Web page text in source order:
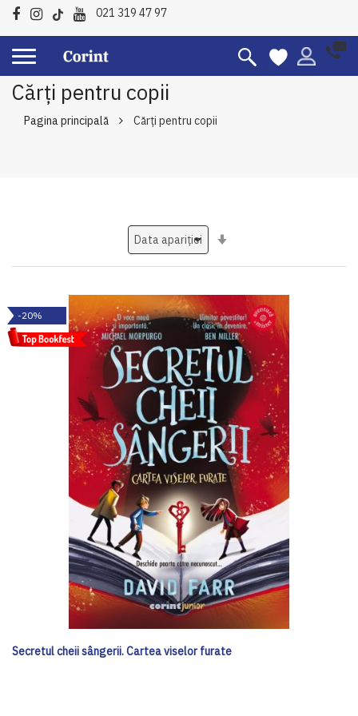
021 319 47 97
Cărți pentru copii
Pagina principală Cărți pentru copii
-20%
Secretul cheii sângerii. Cartea viselor furate